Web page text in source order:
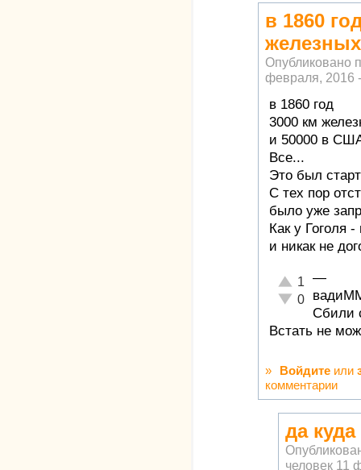
в 1860
железных
Опубликовано
февраля, 2016
в 1860 год
3000 км
и 50000 в
Все...
Это был
С тех пор
было уже
Как у Гоголя
и никак не
Отлично!
1
Неадекватно!
0
—
Сбили
Встать не
» Войдите или
комментарии
да
человек 11